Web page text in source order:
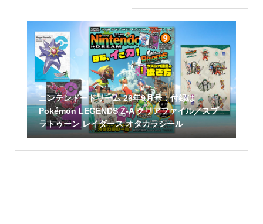
ニンテンドードリーム 26年9月号：付録は
Pokémon LEGENDS Z-A クリアファイル／スプ
ラトゥーン レイダース オタカラシール